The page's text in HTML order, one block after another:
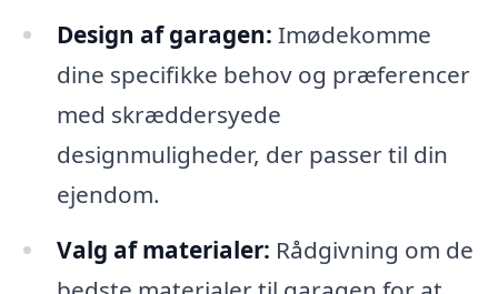
Design af garagen: Imødekomme
dine specifikke behov og præferencer
med skræddersyede
designmuligheder, der passer til din
ejendom.
Valg af materialer: Rådgivning om de